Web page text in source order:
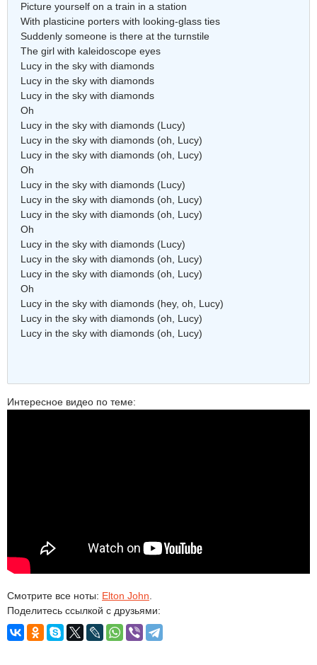
Picture yourself on a train in a station
With plasticine porters with looking-glass ties
Suddenly someone is there at the turnstile
The girl with kaleidoscope eyes
Lucy in the sky with diamonds
Lucy in the sky with diamonds
Lucy in the sky with diamonds
Oh
Lucy in the sky with diamonds (Lucy)
Lucy in the sky with diamonds (oh, Lucy)
Lucy in the sky with diamonds (oh, Lucy)
Oh
Lucy in the sky with diamonds (Lucy)
Lucy in the sky with diamonds (oh, Lucy)
Lucy in the sky with diamonds (oh, Lucy)
Oh
Lucy in the sky with diamonds (Lucy)
Lucy in the sky with diamonds (oh, Lucy)
Lucy in the sky with diamonds (oh, Lucy)
Oh
Lucy in the sky with diamonds (hey, oh, Lucy)
Lucy in the sky with diamonds (oh, Lucy)
Lucy in the sky with diamonds (oh, Lucy)
Интересное видео по теме:
Смотрите все ноты: Elton John
Поделитесь ссылкой с друзьями: